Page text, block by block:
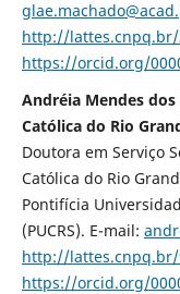
http://lattes.cnpq.br/
https://orcid.org/
Andréia Mendes
Católica do Rio
Doutora em Serviço
Católica do Rio
Pontifícia
(PUCRS). E-mail:
http://lattes.cnpq.br/
https://orcid.org/